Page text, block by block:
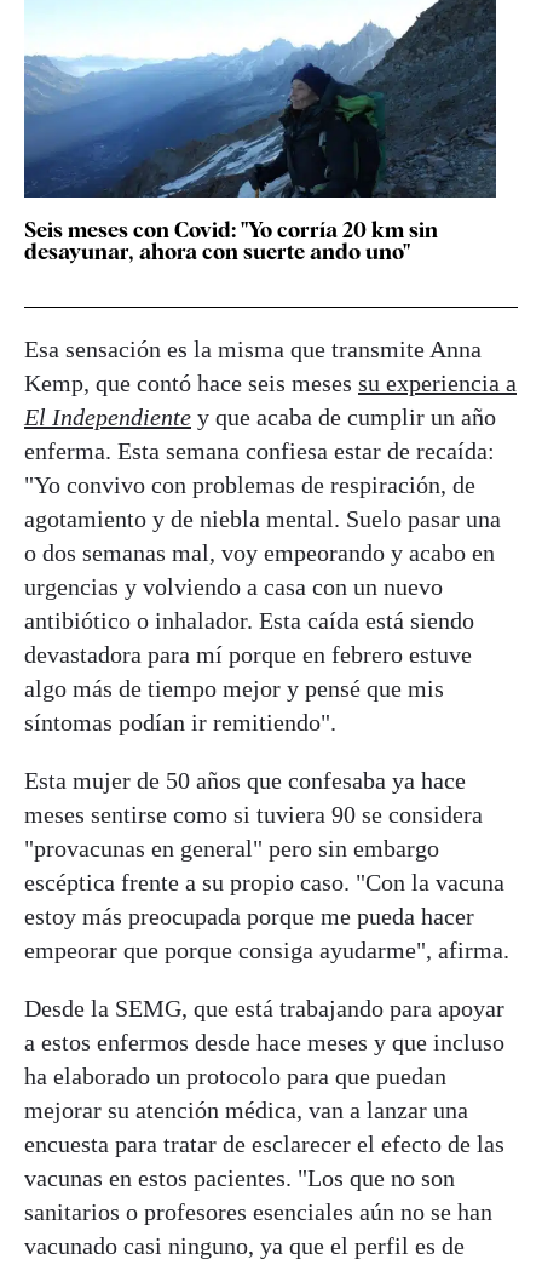
Seis meses con Covid: "Yo corría 20 km sin
desayunar, ahora con suerte ando uno"
Esa sensación es la misma que transmite Anna
Kemp, que contó hace seis meses su experiencia a
El Independiente y que acaba de cumplir un año
enferma. Esta semana confiesa estar de recaída:
"Yo convivo con problemas de respiración, de
agotamiento y de niebla mental. Suelo pasar una
o dos semanas mal, voy empeorando y acabo en
urgencias y volviendo a casa con un nuevo
antibiótico o inhalador. Esta caída está siendo
devastadora para mí porque en febrero estuve
algo más de tiempo mejor y pensé que mis
síntomas podían ir remitiendo".
Esta mujer de 50 años que confesaba ya hace
meses sentirse como si tuviera 90 se considera
"provacunas en general" pero sin embargo
escéptica frente a su propio caso. "Con la vacuna
estoy más preocupada porque me pueda hacer
empeorar que porque consiga ayudarme", afirma.
Desde la SEMG, que está trabajando para apoyar
a estos enfermos desde hace meses y que incluso
ha elaborado un protocolo para que puedan
mejorar su atención médica, van a lanzar una
encuesta para tratar de esclarecer el efecto de las
vacunas en estos pacientes. "Los que no son
sanitarios o profesores esenciales aún no se han
vacunado casi ninguno, ya que el perfil es de